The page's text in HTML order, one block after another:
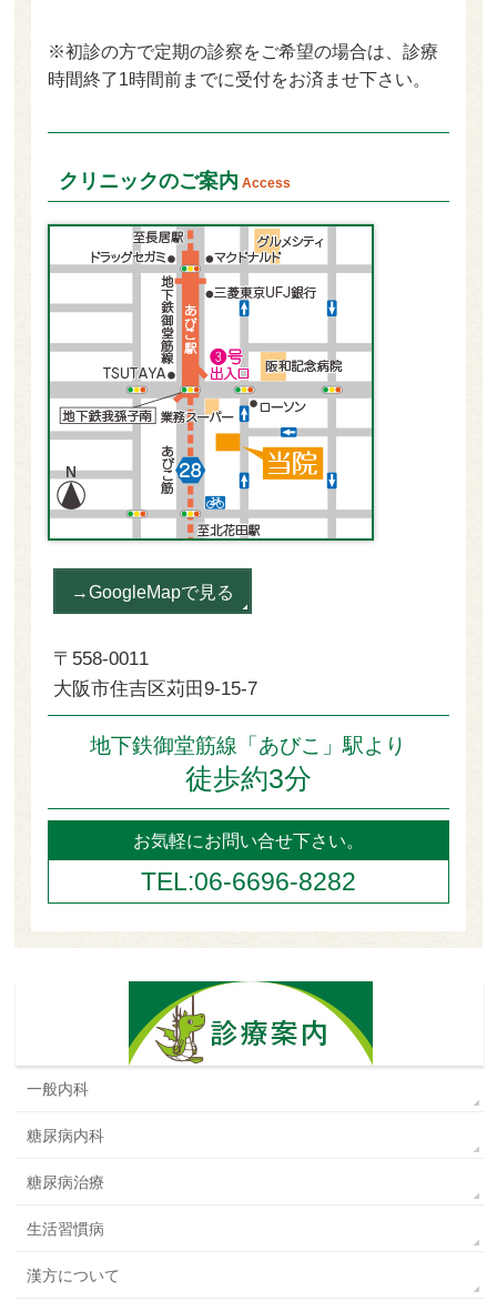
※初診の方で定期の診察をご希望の場合は、診療
時間終了1時間前までに受付をお済ませ下さい。
クリニックのご案内 Access
→GoogleMapで見る
〒558-0011
大阪市住吉区苅田9-15-7
地下鉄御堂筋線「あびこ」駅より
徒歩約3分
お気軽にお問い合せ下さい。
TEL:06-6696-8282
一般内科
糖尿病内科
糖尿病治療
生活習慣病
漢方について